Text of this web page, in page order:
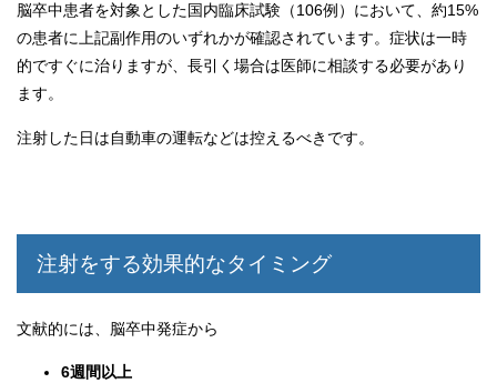
脳卒中患者を対象とした国内臨床試験（106例）において、約15%
の患者に上記副作用のいずれかが確認されています。症状は一時
的ですぐに治りますが、長引く場合は医師に相談する必要があり
ます。
注射した日は自動車の運転などは控えるべきです。
注射をする効果的なタイミング
文献的には、脳卒中発症から
6週間以上